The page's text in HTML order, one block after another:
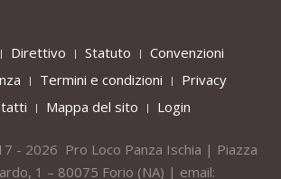
Direttivo Statuto
Convenzioni
Termini e condizioni
Privacy
Mappa del sito Login
- 2026 Pro Loco Panza Ischia | Piazza
1 – 80075 Forio (NA) | email: